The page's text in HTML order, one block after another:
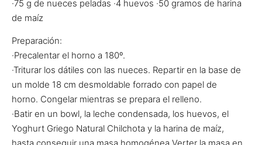
·75 g de nueces peladas ·4 huevos ·50 gramos de harina
de maíz
Preparación:
·Precalentar el horno a 180º.
·Triturar los dátiles con las nueces. Repartir en la base de
un molde 18 cm desmoldable forrado con papel de
horno. Congelar mientras se prepara el relleno.
·Batir en un bowl, la leche condensada, los huevos, el
Yoghurt Griego Natural Chilchota y la harina de maíz,